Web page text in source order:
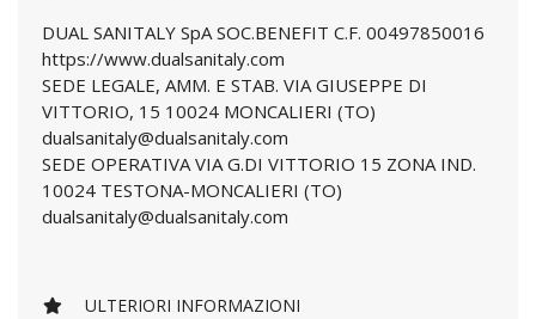
DUAL SANITALY SpA SOC.BENEFIT C.F. 00497850016
https://www.dualsanitaly.com
SEDE LEGALE, AMM. E STAB. VIA GIUSEPPE DI
VITTORIO, 15 10024 MONCALIERI (TO)
dualsanitaly@dualsanitaly.com
SEDE OPERATIVA VIA G.DI VITTORIO 15 ZONA IND.
10024 TESTONA-MONCALIERI (TO)
dualsanitaly@dualsanitaly.com
ULTERIORI INFORMAZIONI